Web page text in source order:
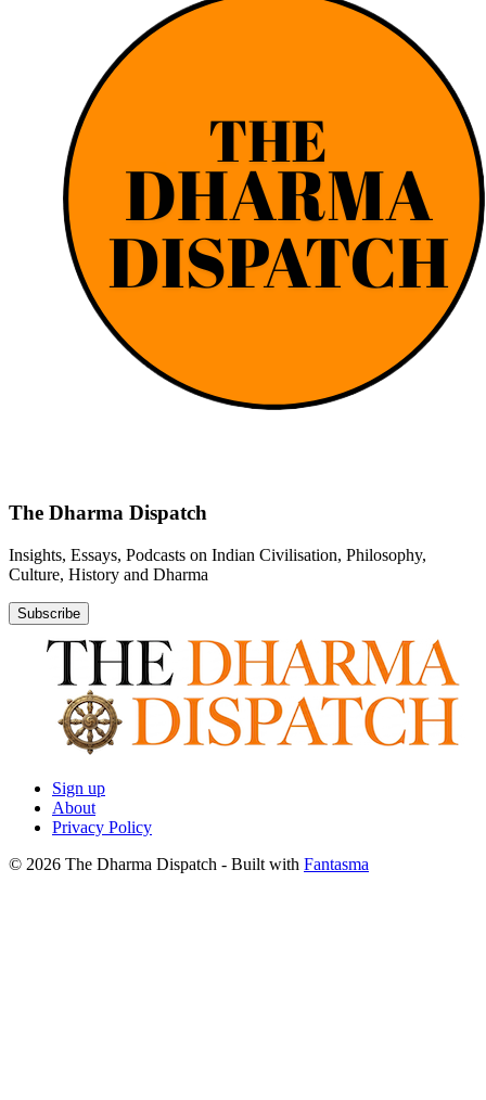
The Dharma Dispatch
Insights, Essays, Podcasts on Indian Civilisation, Philosophy,
Culture, History and Dharma
Subscribe
Sign up
About
Privacy Policy
© 2026 The Dharma Dispatch - Built with Fantasma